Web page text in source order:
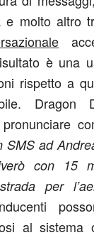
e molto altro
è una
rispetto a
Dragon
SMS ad
con 15
per
al sistema